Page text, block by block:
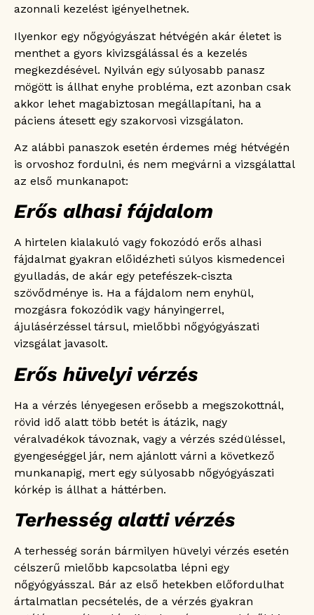
azonnali kezelést igényelhetnek.
Ilyenkor egy nőgyógyászat hétvégén akár életet is
menthet a gyors kivizsgálással és a kezelés
megkezdésével. Nyilván egy súlyosabb panasz
mögött is állhat enyhe probléma, ezt azonban csak
akkor lehet magabiztosan megállapítani, ha a
páciens átesett egy szakorvosi vizsgálaton.
Az alábbi panaszok esetén érdemes még hétvégén
is orvoshoz fordulni, és nem megvárni a vizsgálattal
az első munkanapot:
Erős alhasi fájdalom
A hirtelen kialakuló vagy fokozódó erős alhasi
fájdalmat gyakran előidézheti súlyos kismedencei
gyulladás, de akár egy petefészek-ciszta
szövődménye is. Ha a fájdalom nem enyhül,
mozgásra fokozódik vagy hányingerrel,
ájulásérzéssel társul, mielőbbi nőgyógyászati
vizsgálat javasolt.
Erős hüvelyi vérzés
Ha a vérzés lényegesen erősebb a megszokottnál,
rövid idő alatt több betét is átázik, nagy
véralvadékok távoznak, vagy a vérzés szédüléssel,
gyengeséggel jár, nem ajánlott várni a következő
munkanapig, mert egy súlyosabb nőgyógyászati
kórkép is állhat a háttérben.
Terhesség alatti vérzés
A terhesség során bármilyen hüvelyi vérzés esetén
célszerű mielőbb kapcsolatba lépni egy
nőgyógyásszal. Bár az első hetekben előfordulhat
ártalmatlan pecsételés, de a vérzés gyakran